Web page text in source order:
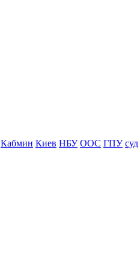
Кабмин Киев НБУ ООС ГПУ суд